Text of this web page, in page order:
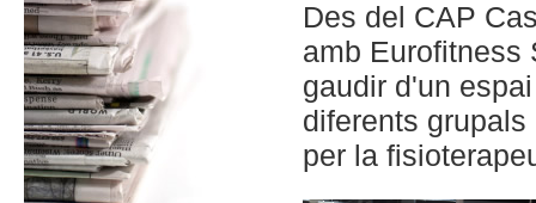
Des del CAP
amb Eurofitness
gaudir d'un
diferents
per la